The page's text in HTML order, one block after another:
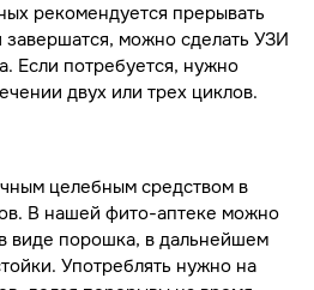
рекомендуется прерывать
завершатся, можно сделать УЗИ
Если потребуется, нужно
двух или трех циклов.
целебным средством в
В нашей фито-аптеке можно
виде порошка, в дальнейшем
Употреблять нужно на